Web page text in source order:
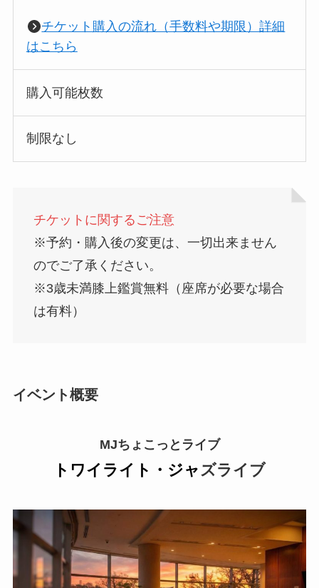
チケット購入の流れ（手数料や期限）詳細
はこちら
購入可能枚数
制限なし
チケットに関するご注意
※予約・購入後の変更は、一切出来ません
のでご了承ください。
※3歳未満膝上鑑賞無料（座席が必要な場合
は有料）
イベント概要
MJちょこっとライブ
トワイライト・ジャ ズライブ